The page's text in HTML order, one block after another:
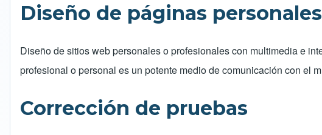
Diseño de páginas
Diseño de sitios web personales o profesionales con multimedia e
profesional o personal es un potente medio de comunicación con el
Corrección de pruebas